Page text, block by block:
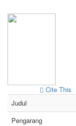
Cite This
Judul
Pengarang